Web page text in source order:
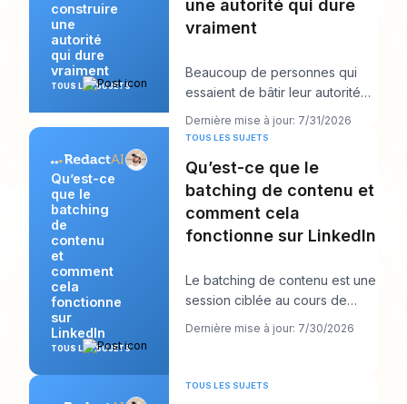
construire
une
autorité
qui dure
vraiment
TOUS LES SUJETS
une autorité qui dure
vraiment
Beaucoup de personnes qui
essaient de bâtir leur autorité
en font trop dans la mauvaise
direction. E
Dernière mise à jour: 7/31/2026
Qu’est-ce
que le
batching
de
contenu
et
comment
cela
fonctionne
sur
LinkedIn
TOUS LES SUJETS
TOUS LES SUJETS
Qu’est-ce que le
batching de contenu et
comment cela
fonctionne sur LinkedIn
Le batching de contenu est une
session ciblée au cours de
laquelle vous créez plusieurs
Dernière mise à jour: 7/30/2026
TOUS LES SUJETS